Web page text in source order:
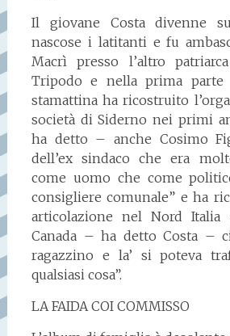
Il giovane Costa divenne
nascose i latitanti e fu
Macrì presso l’altro
Tripodo e nella prima parte
stamattina ha ricostruito
società di Siderno nei primi
ha detto – anche Cosimo
dell’ex sindaco che era
come uomo che come
consigliere comunale” e ha
articolazione nel Nord Italia
Canada – ha detto Costa –
ragazzino e la’ si poteva
qualsiasi cosa”.
LA FAIDA COI COMMISSO